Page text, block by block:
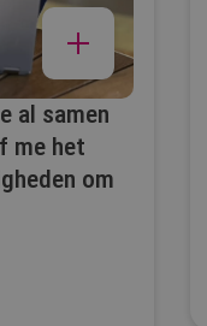
al samen
me het
om